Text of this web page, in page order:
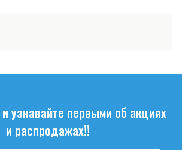
узнавайте первыми об акциях
и распродажах!!